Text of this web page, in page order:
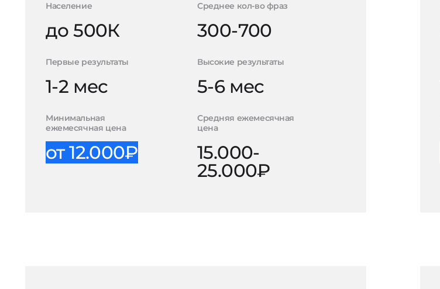
Население
до 500К
Среднее кол-во фраз
300-700
Первые результаты
1-2 мес
Высокие результаты
5-6 мес
Минимальная
ежемесячная цена
от 12.000₽
Средняя ежемесячная
цена
15.000-
25.000₽